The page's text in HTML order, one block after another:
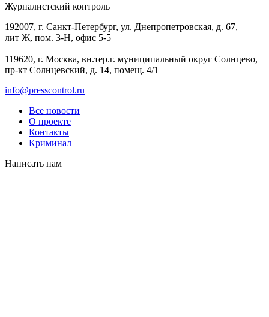
Журналистский контроль
192007, г. Санкт-Петербург, ул. Днепропетровская, д. 67,
лит Ж, пом. 3-Н, офис 5-5
119620, г. Москва, вн.тер.г. муниципальный округ Солнцево,
пр-кт Солнцевский, д. 14, помещ. 4/1
info@presscontrol.ru
Все новости
О проекте
Контакты
Криминал
Написать нам